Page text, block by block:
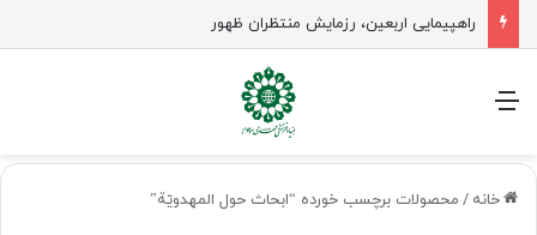
راهپیمایی اربعین، رزمایش منتظران ظهور
منو
خانه / محصولات برچسب خورده “ابحاث حول المهدويّة”